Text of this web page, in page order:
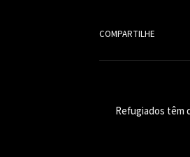
COMPARTILHE
Refugiados têm